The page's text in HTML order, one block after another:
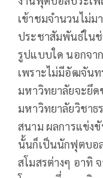
เข้าชมจำนวนไม่ม
ประชาสัมพันธ์ในช่
รูปแบบใด นอกจา
เพราะไม่มีอัฒจัน
มหาวิทยาลัยจะยึ
มหาวิทยาลัยวิชาธ
สนาม ผลการแข่ง
นั้นก็เป็นนักฟุตบอ
สโมสรต่างๆ อาทิ